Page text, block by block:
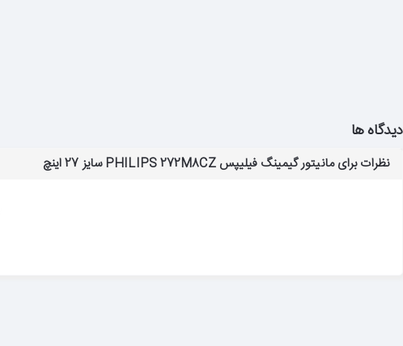
دیدگاه ها
نظرات برای مانیتور گیمینگ فیلیپس PHILIPS 272M8CZ سایز 27 اینچ